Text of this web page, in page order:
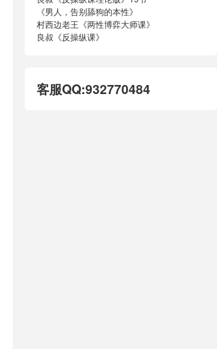
《男人，告别舔狗的本性》
村西边老王《两性博弈大师课》
良叔《反操纵课》
客服QQ:932770484